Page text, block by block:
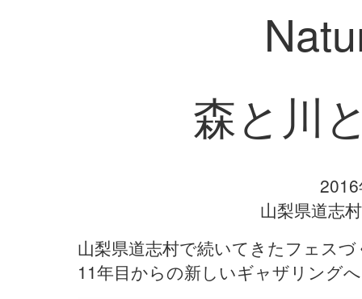
森と川
山梨県道志
山梨県道志村で続いてきたフェスづ
11年目からの新しいギャザリングへ